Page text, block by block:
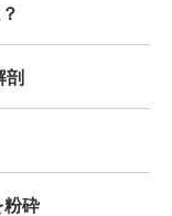
剖
粉砕